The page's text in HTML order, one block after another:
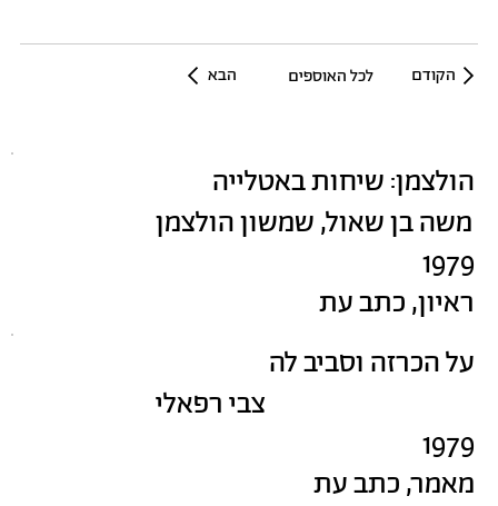
הולצמן: שיחות באטלייה
משה בן שאול, שמשון הולצמן
1979
ראיון, כתב עת
על הכרזה וסביב לה
צבי רפאלי
1979
מאמר, כתב עת
הבא לכל האוספים הקודם